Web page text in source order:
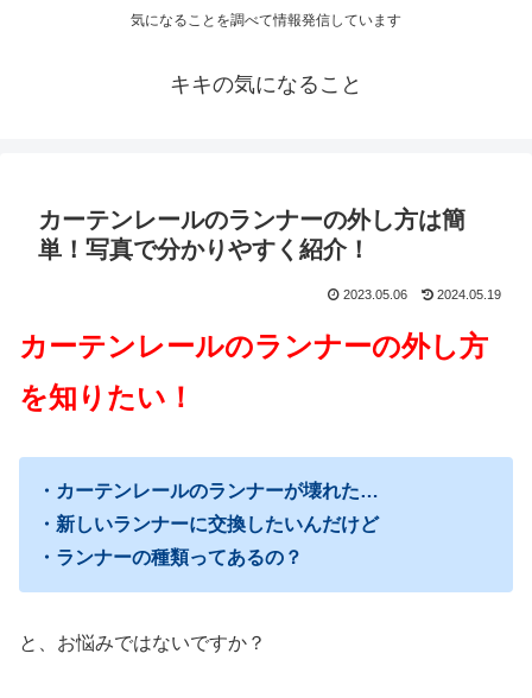
気になることを調べて情報発信しています
キキの気になること
カーテンレールのランナーの外し方は簡
単！写真で分かりやすく紹介！
2023.05.06 2024.05.19
カーテンレールのランナーの外し方
を知りたい！
・カーテンレールのランナーが壊れた…
・新しいランナーに交換したいんだけど
・ランナーの種類ってあるの？
と、お悩みではないですか？